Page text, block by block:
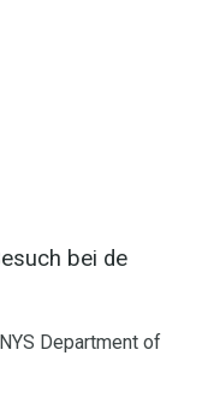
bei de
Department of